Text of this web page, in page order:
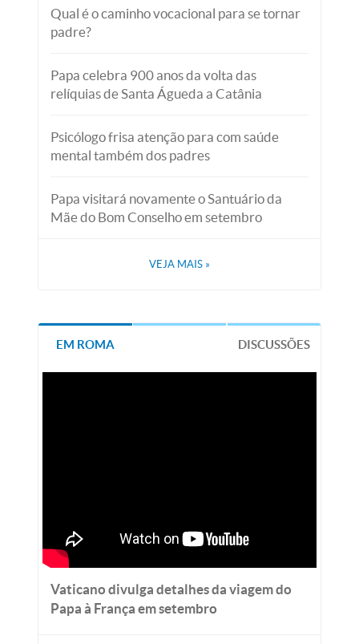
Qual é o caminho vocacional para se tornar
padre?
Papa celebra 900 anos da volta das
relíquias de Santa Águeda a Catânia
Psicólogo frisa atenção para com saúde
mental também dos padres
Papa visitará novamente o Santuário da
Mãe do Bom Conselho em setembro
VEJA MAIS »
EM ROMA DISCUSSÕES
Vaticano divulga detalhes da viagem do
Papa à França em setembro